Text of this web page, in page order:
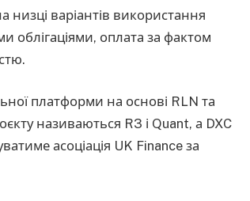
варіантів використання
оплата за фактом
платформи на основі RLN та
називаються R3 і Quant, а DXC
асоціація UK Finance за